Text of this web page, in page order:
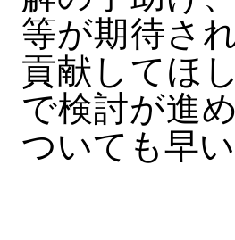
等が期待さ
貢献してほ
で検討が進
ついても早